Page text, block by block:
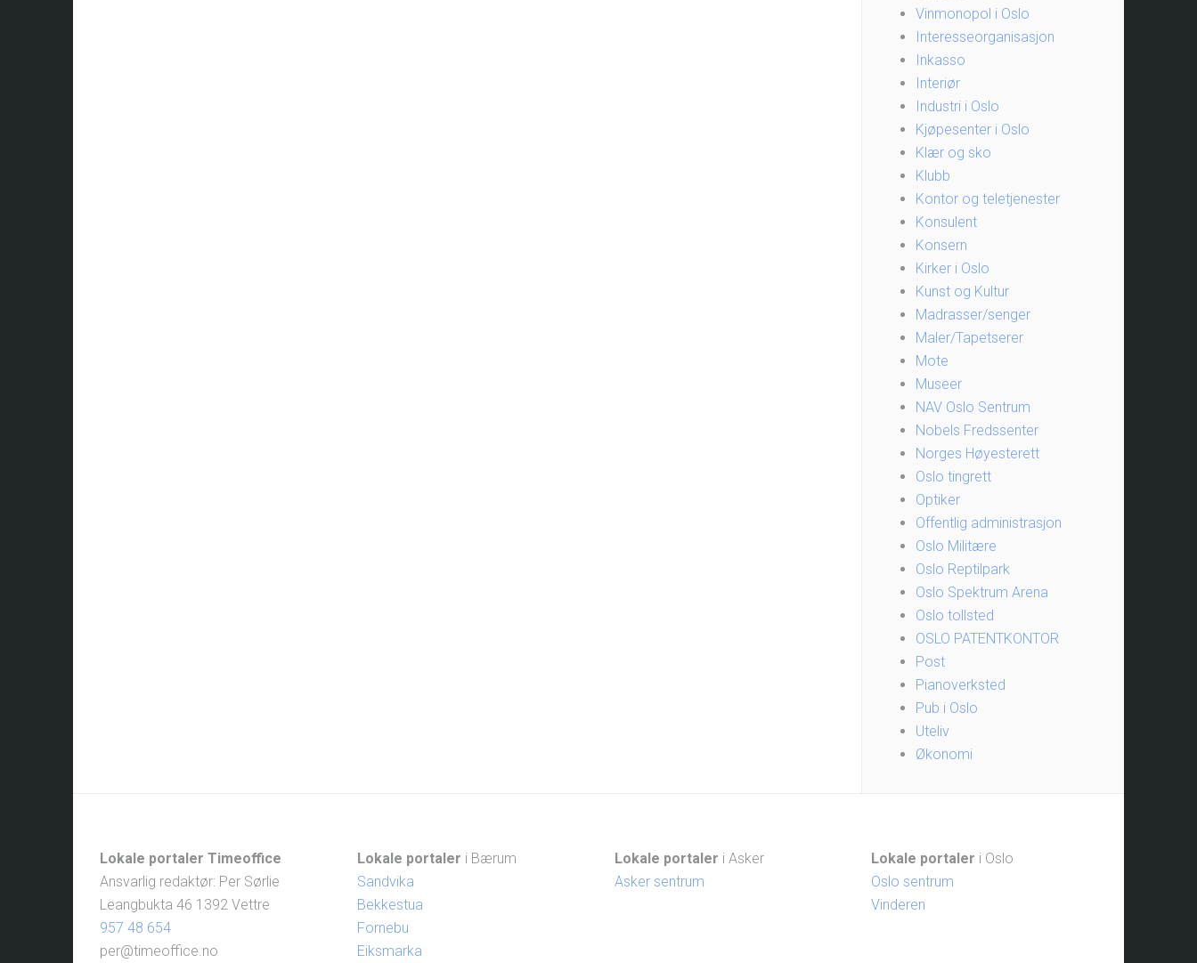
Vinmonopol i Oslo
Interesseorganisasjon
Inkasso
Interiør
Industri i Oslo
Kjøpesenter i Oslo
Klær og sko
Klubb
Kontor og teletjenester
Konsulent
Konsern
Kirker i Oslo
Kunst og Kultur
Madrasser/senger
Maler/Tapetserer
Mote
Museer
NAV Oslo Sentrum
Nobels Fredssenter
Norges Høyesterett
Oslo tingrett
Optiker
Offentlig administrasjon
Oslo Militære
Oslo Reptilpark
Oslo Spektrum Arena
Oslo tollsted
OSLO PATENTKONTOR
Post
Pianoverksted
Pub i Oslo
Uteliv
Økonomi
Lokale portaler Timeoffice
Ansvarlig redaktør: Per Sørlie
Leangbukta 46 1392 Vettre
957 48 654
per@timeoffice.no
Lokale portaler i Bærum
Sandvika
Bekkestua
Fornebu
Eiksmarka
Lokale portaler i Asker
Asker sentrum
Lokale portaler i Oslo
Oslo sentrum
Vinderen